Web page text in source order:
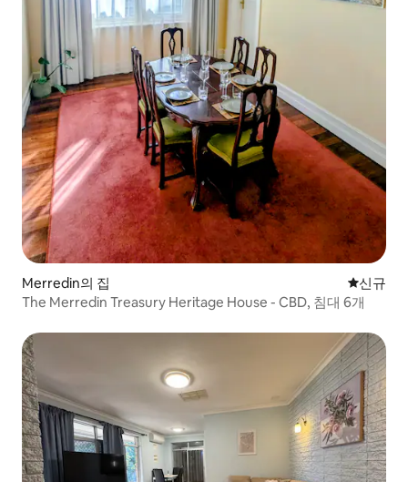
Merredin의 집 신규 숙소
신규
The Merredin Treasury Heritage House - CBD, 침대 6개